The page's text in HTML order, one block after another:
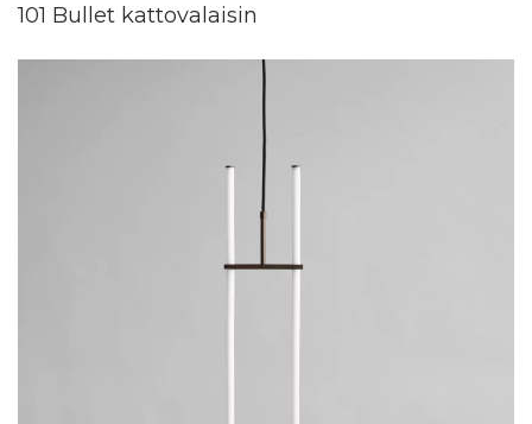
101 Bullet kattovalaisin